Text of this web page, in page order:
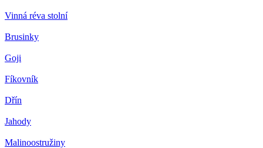
Vinná réva stolní
Brusinky
Goji
Fíkovník
Dřín
Jahody
Malinoostružiny